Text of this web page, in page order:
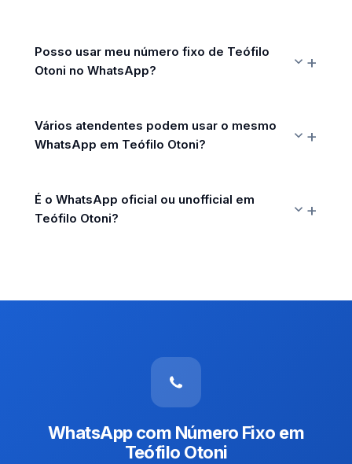
Posso usar meu número fixo de Teófilo
Otoni no WhatsApp?
Vários atendentes podem usar o mesmo
WhatsApp em Teófilo Otoni?
É o WhatsApp oficial ou unofficial em
Teófilo Otoni?
WhatsApp com Número Fixo em
Teófilo Otoni